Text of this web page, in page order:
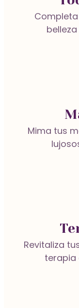
Manicura
Manicura
Masaje de
Masaje
Manicura
Pestañas
Manicura
Mima tus
Revitaliza
terapia